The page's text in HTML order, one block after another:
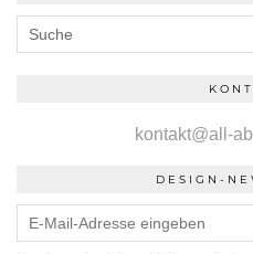
kontakt@all-
DESIGN-